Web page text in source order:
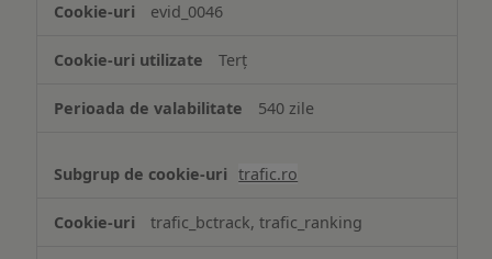
evid_0046
Terț
540 zile
trafic.ro
trafic_bctrack, trafic_ranking